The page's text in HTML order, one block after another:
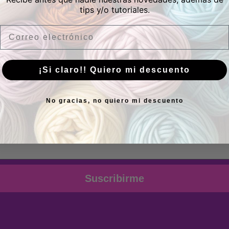
Horario
Lunes a Viernes:10.00 a 13.30h y 17.00 a 20.00h
Sábados:10.00 a 14.00h
a nuestra
inspiración, productos y noticias de
Suscribirme
tips y/o tutoriales.
Email
¡Si claro!! Quiero mi descuento
No gracias, no quiero mi descuento